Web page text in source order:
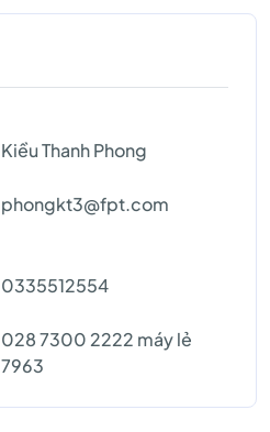
Kiều Thanh Phong
phongkt3@fpt.com
0335512554
028 7300 2222 máy lẻ
7963